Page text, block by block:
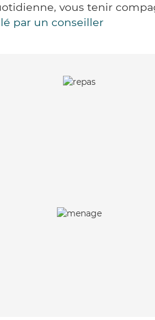
vous tenir
par un conseiller